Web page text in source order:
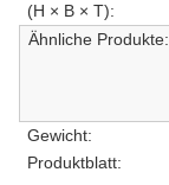
(H × B × T):
Ähnliche Produkte:
Gewicht:
Produktblatt: